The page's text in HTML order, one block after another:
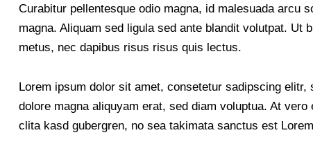
Curabitur pellentesque odio magna, id malesuada arcu
magna. Aliquam sed ligula sed ante blandit volutpat. Ut
metus, nec dapibus risus risus quis lectus.
Lorem ipsum dolor sit amet, consetetur sadipscing
dolore magna aliquyam erat, sed diam voluptua. At
clita kasd gubergren, no sea takimata sanctus est